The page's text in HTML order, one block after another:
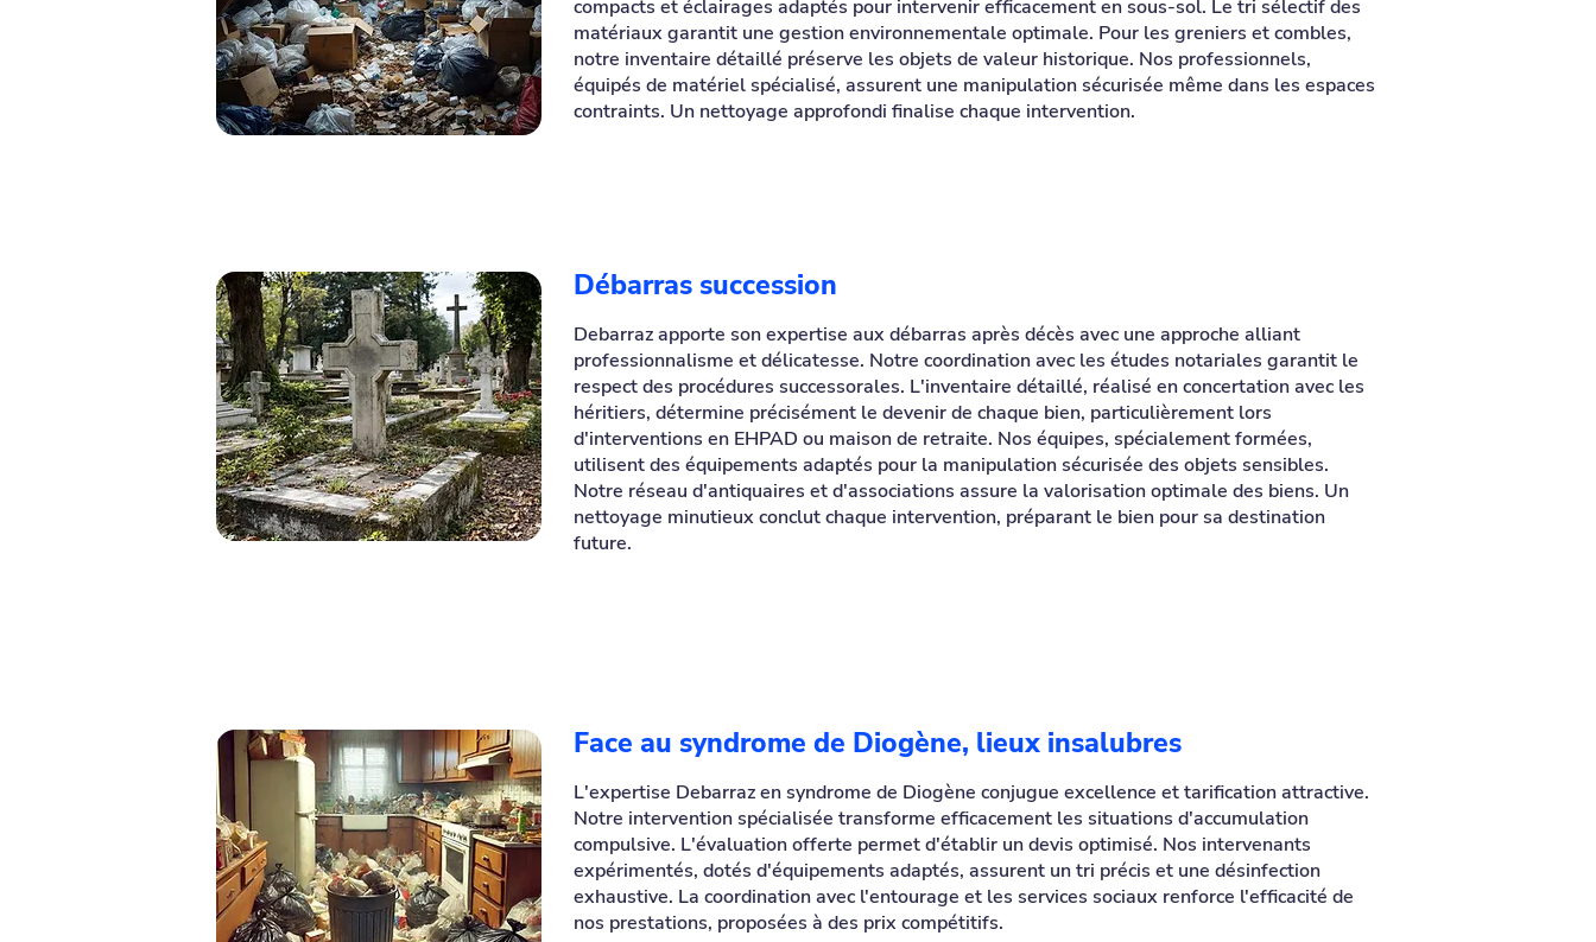
compacts et éclairages adaptés pour intervenir efficacement en sous-sol. Le tri sélectif des
matériaux garantit une gestion environnementale optimale. Pour les greniers et combles,
notre inventaire détaillé préserve les objets de valeur historique. Nos professionnels,
équipés de matériel spécialisé, assurent une manipulation sécurisée même dans les espaces
contraints. Un nettoyage approfondi finalise chaque intervention.
Débarras succession
Debarraz apporte son expertise aux débarras après décès avec une approche alliant
professionnalisme et délicatesse. Notre coordination avec les études notariales garantit le
respect des procédures successorales. L'inventaire détaillé, réalisé en concertation avec les
héritiers, détermine précisément le devenir de chaque bien, particulièrement lors
d'interventions en EHPAD ou maison de retraite. Nos équipes, spécialement formées,
utilisent des équipements adaptés pour la manipulation sécurisée des objets sensibles.
Notre réseau d'antiquaires et d'associations assure la valorisation optimale des biens. Un
nettoyage minutieux conclut chaque intervention, préparant le bien pour sa destination
future.
Face au syndrome de Diogène, lieux insalubres
L'expertise Debarraz en syndrome de Diogène conjugue excellence et tarification attractive.
Notre intervention spécialisée transforme efficacement les situations d'accumulation
compulsive. L'évaluation offerte permet d'établir un devis optimisé. Nos intervenants
expérimentés, dotés d'équipements adaptés, assurent un tri précis et une désinfection
exhaustive. La coordination avec l'entourage et les services sociaux renforce l'efficacité de
nos prestations, proposées à des prix compétitifs.